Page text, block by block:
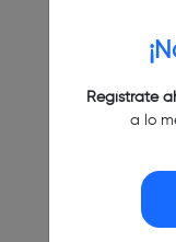
Regístrate
a lo